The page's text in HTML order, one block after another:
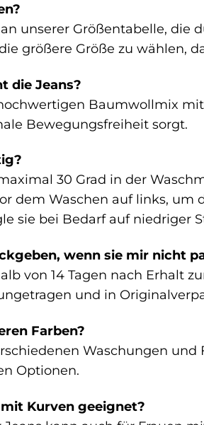
unserer Größentabelle, die
größere Größe zu wählen,
die Jeans?
Baumwollmix
Bewegungsfreiheit sorgt.
30 Grad in der
dem Waschen auf links, um
sie bei Bedarf auf niedriger
wenn sie mir nicht
von 14 Tagen nach Erhalt
und in
Farben?
Waschungen
Optionen.
Kurven geeignet?